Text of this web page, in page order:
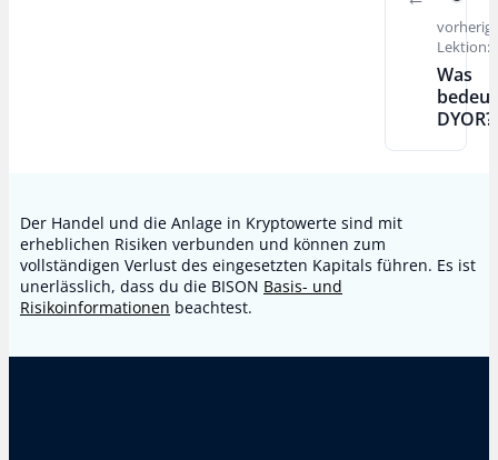
Lektion:
Was
DYOR?
Der Handel und die Anlage in Kryptowerte sind mit
erheblichen Risiken verbunden und können zum
vollständigen Verlust des eingesetzten Kapitals führen. Es ist
unerlässlich, dass du die BISON Basis- und
Risikoinformationen beachtest.